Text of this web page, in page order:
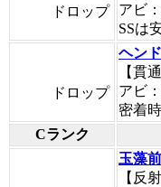
ドロップ
アビ
SSは
ドロップ
ヘン
【貫
アビ
密着
Cランク
玉藻
【反